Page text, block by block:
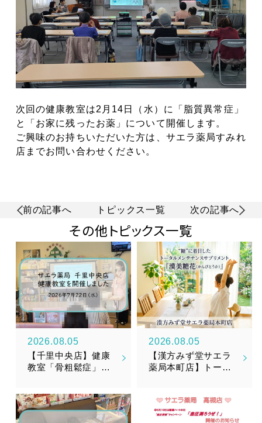
次回の健康教室は2月14日（水）に「脂質異常症」
と「お家に残ったお薬」について開催します。
ご興味のお持ちいただいた方は、サエラ薬局すみれ
店までお問い合わせください。
前の記事へ トピックス一覧 次の記事へ
その他トピックス一覧
2026.08.05
【千里中央店】健康
教室「骨粗鬆症」を
2026.08.05
【漢方みず堂サエラ
薬局本町店】トータ
（かんびとうか）』
新発売のお知らせ